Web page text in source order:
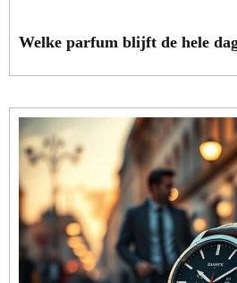
Welke parfum blijft de hele